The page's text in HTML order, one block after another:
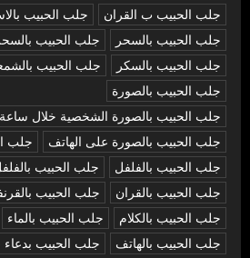
جلب الحبيب ب القران
جلب الحبيب
جلب الحبيب بالسحر
جلب الحبيب
جلب الحبيب بالسكر
جلب الحبيب
جلب الحبيب بالصورة
جلب الحبيب بالصورة الشخصية خلال
جلب الحبيب بالصورة على الهاتف
جلب
جلب الحبيب بالفلفل
جلب الحبيب
جلب الحبيب بالقران
جلب الحبيب
جلب الحبيب بالكلام
جلب الحبيب بالماء
جلب الحبيب بالهاتف
جلب الحبيب